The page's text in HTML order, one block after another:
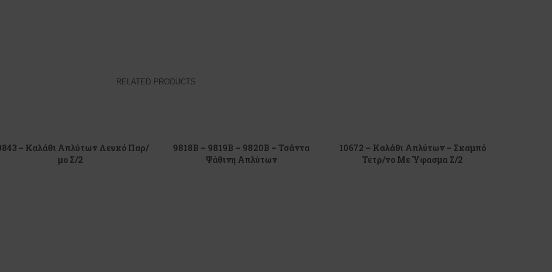
RELATED PRODUCTS
– Καλάθι Απλύτων Λευκό Παρ/
μο Σ/2
9818Β – 9819Β – 9820Β – Τσάντα
Ψάθινη Απλύτων
10672 – Καλάθι Απλύτων – Σκαμπό
Τετρ/νο Με Ύφασμα Σ/2